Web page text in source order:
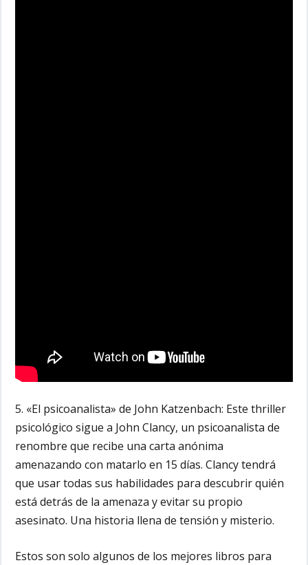
5. «El psicoanalista» de John Katzenbach: Este thriller
psicológico sigue a John Clancy, un psicoanalista de
renombre que recibe una carta anónima
amenazando con matarlo en 15 días. Clancy tendrá
que usar todas sus habilidades para descubrir quién
está detrás de la amenaza y evitar su propio
asesinato. Una historia llena de tensión y misterio.
Estos son solo algunos de los mejores libros para